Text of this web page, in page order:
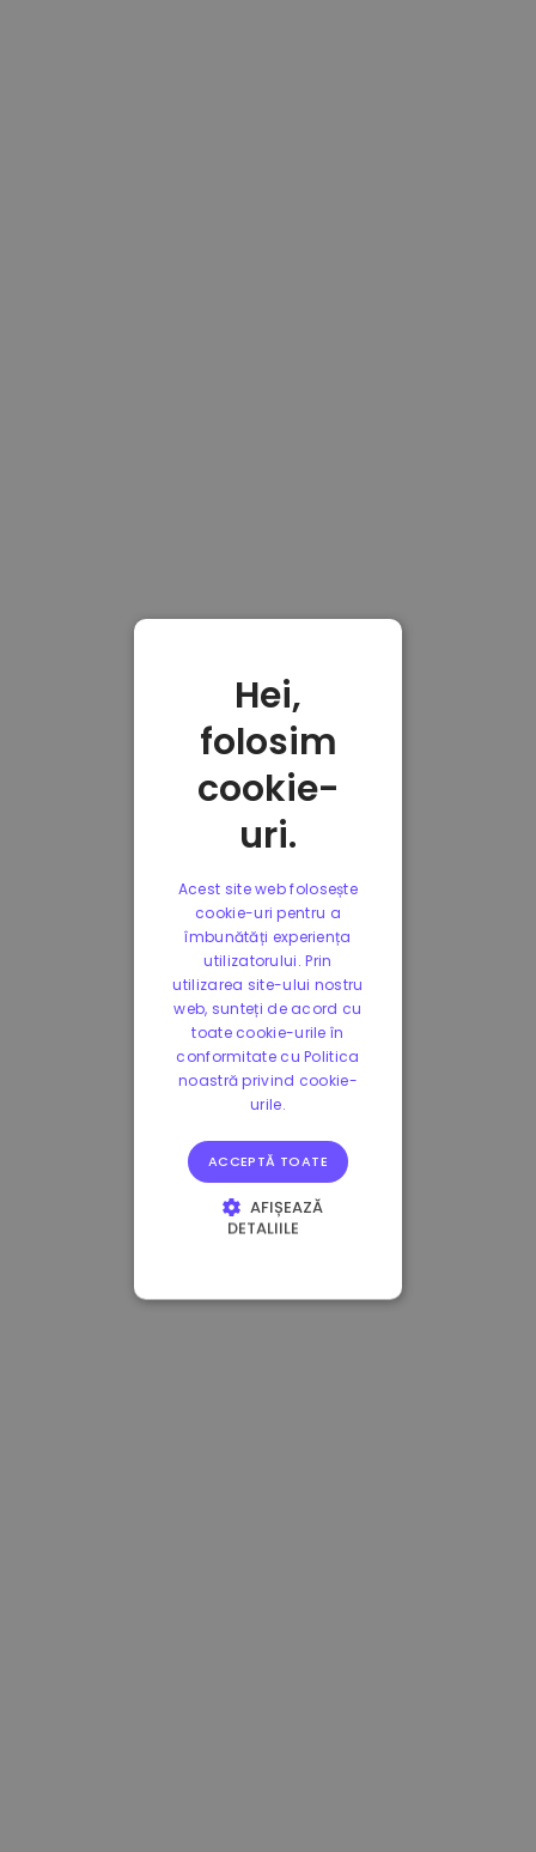
Hei,
folosim
cookie-
uri.
Acest site web folosește
cookie-uri pentru a
îmbunătăți experiența
utilizatorului. Prin
utilizarea site-ului nostru
web, sunteți de acord cu
toate cookie-urile în
conformitate cu Politica
noastră privind cookie-
urile.
ACCEPTĂ TOATE
AFIȘEAZĂ
DETALIILE